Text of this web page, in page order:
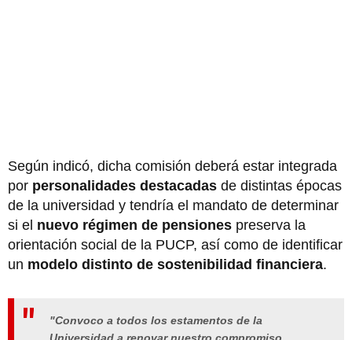
Según indicó, dicha comisión deberá estar integrada
por personalidades destacadas de distintas épocas
de la universidad y tendría el mandato de determinar
si el nuevo régimen de pensiones preserva la
orientación social de la PUCP, así como de identificar
un modelo distinto de sostenibilidad financiera.
"Convoco a todos los estamentos de la